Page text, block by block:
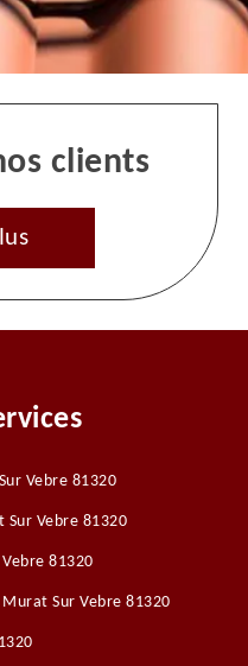
clients
Vebre 81320
Vebre 81320
81320
Sur Vebre 81320